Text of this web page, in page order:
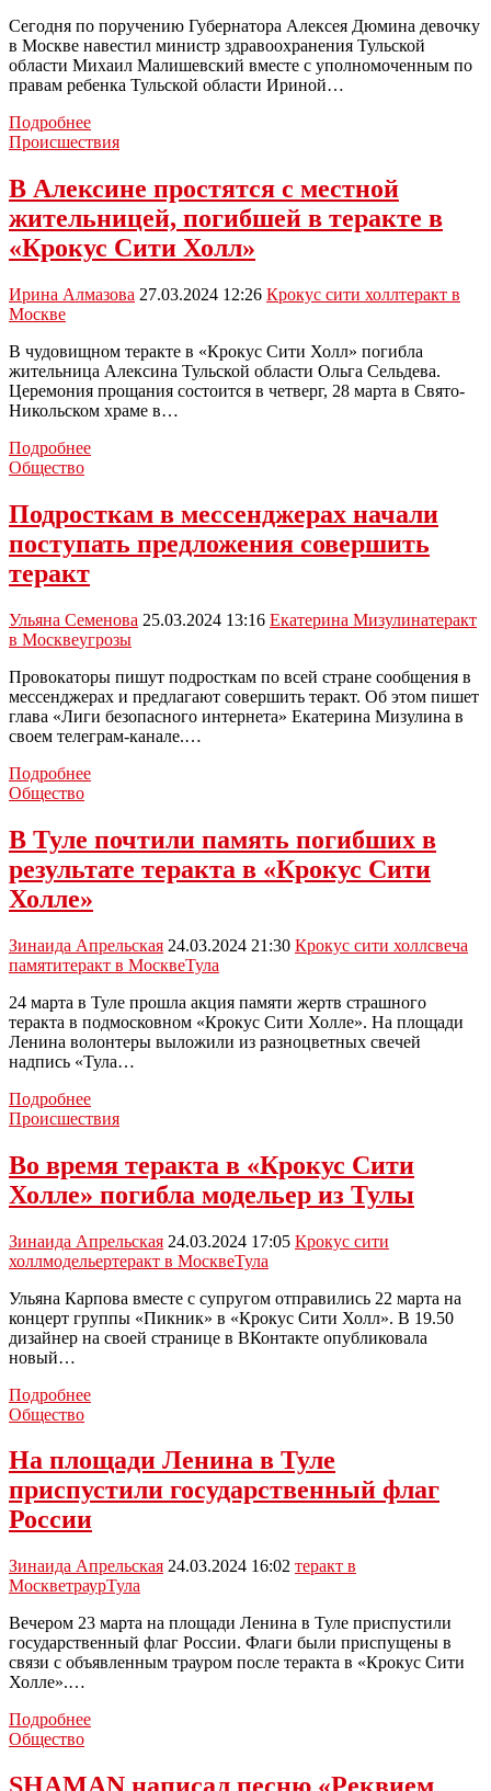
Сегодня по поручению Губернатора Алексея Дюмина девочку
в Москве навестил министр здравоохранения Тульской
области Михаил Малишевский вместе с уполномоченным по
правам ребенка Тульской области Ириной…
Подробнее11-
летняя
пострадавшая
во
время
теракта
Крокусе,
поправку
Происшествия
В Алексине простятся с местной
жительницей, погибшей в теракте в
«Крокус Сити Холл»
Ирина Алмазова 27.03.2024 12:26 Крокус сити холлтеракт в
Москве
В чудовищном теракте в «Крокус Сити Холл» погибла
жительница Алексина Тульской области Ольга Сельдева.
Церемония прощания состоится в четверг, 28 марта в Свято-
Никольском храме в…
ПодробнееВ
местной
жительницей,
в
«Крокус
Холл»
Общество
Подросткам в мессенджерах начали
поступать предложения совершить
теракт
Ульяна Семенова 25.03.2024 13:16 Екатерина Мизулинатеракт
в Москвеугрозы
Провокаторы пишут подросткам по всей стране сообщения в
мессенджерах и предлагают совершить теракт. Об этом пишет
глава «Лиги безопасного интернета» Екатерина Мизулина в
своем телеграм-канале.…
ПодробнееПодросткам
поступать
предложения
теракт
Общество
В Туле почтили память погибших в
результате теракта в «Крокус Сити
Холле»
Зинаида Апрельская 24.03.2024 21:30 Крокус сити холлсвеча
памятитеракт в МосквеТула
24 марта в Туле прошла акция памяти жертв страшного
теракта в подмосковном «Крокус Сити Холле». На площади
Ленина волонтеры выложили из разноцветных свечей
надпись «Тула…
ПодробнееВ
Туле
погибших
в
теракта
в
«Крокус
Сити
Холле»
Происшествия
Во время теракта в «Крокус Сити
Холле» погибла модельер из Тулы
Зинаида Апрельская 24.03.2024 17:05 Крокус сити
холлмодельертеракт в МосквеТула
Ульяна Карпова вместе с супругом отправились 22 марта на
концерт группы «Пикник» в «Крокус Сити Холл». В 19.50
дизайнер на своей странице в ВКонтакте опубликовала
новый…
ПодробнееВо
в
«Крокус
Сити
Холле»
погибла
из
Тулы
Общество
На площади Ленина в Туле
приспустили государственный флаг
России
Зинаида Апрельская 24.03.2024 16:02 теракт в
МоскветраурТула
Вечером 23 марта на площади Ленина в Туле приспустили
государственный флаг России. Флаги были приспущены в
связи с объявленным трауром после теракта в «Крокус Сити
Холле».…
ПодробнееНа
в
Общество